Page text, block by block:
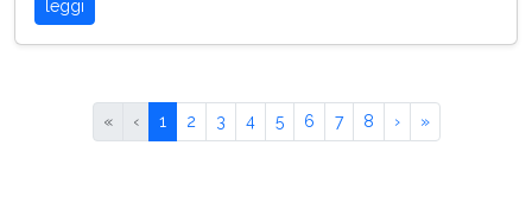
leggi
« ‹ 1 2 3 4 5 6 7 8 › »